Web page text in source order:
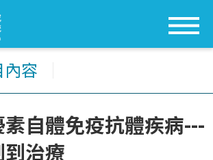
容
自體免疫抗體疾病---
治療